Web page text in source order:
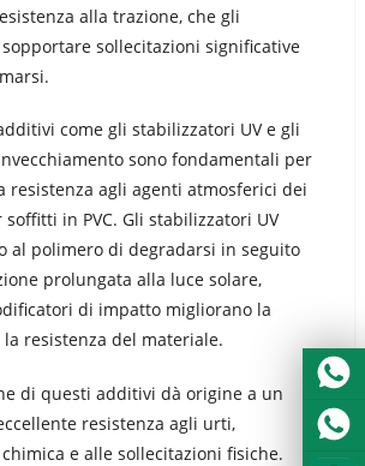
alla trazione, che gli
sollecitazioni significative
come gli stabilizzatori UV e gli
sono fondamentali per
resistenza agli agenti atmosferici dei
in PVC. Gli stabilizzatori UV
al polimero di degradarsi in seguito
prolungata alla luce solare,
di impatto migliorano la
resistenza del materiale.
di questi additivi dà origine a un
resistenza agli urti,
e alle sollecitazioni fisiche.